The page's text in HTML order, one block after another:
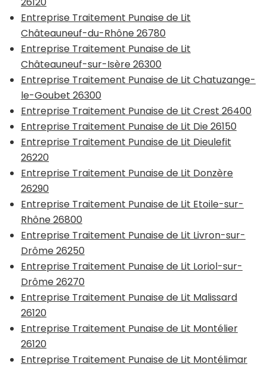
Entreprise Traitement Punaise de Lit
Châteauneuf-du-Rhône 26780
Entreprise Traitement Punaise de Lit
Châteauneuf-sur-Isère 26300
Entreprise Traitement Punaise de Lit Chatuzange-
le-Goubet 26300
Entreprise Traitement Punaise de Lit Crest 26400
Entreprise Traitement Punaise de Lit Die 26150
Entreprise Traitement Punaise de Lit Dieulefit
26220
Entreprise Traitement Punaise de Lit Donzère
26290
Entreprise Traitement Punaise de Lit Etoile-sur-
Rhône 26800
Entreprise Traitement Punaise de Lit Livron-sur-
Drôme 26250
Entreprise Traitement Punaise de Lit Loriol-sur-
Drôme 26270
Entreprise Traitement Punaise de Lit Malissard
26120
Entreprise Traitement Punaise de Lit Montélier
26120
Entreprise Traitement Punaise de Lit Montélimar